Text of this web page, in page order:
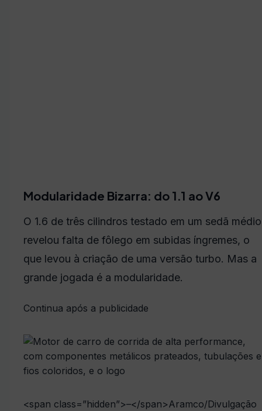
Modularidade Bizarra: do 1.1 ao V6
O 1.6 de três cilindros testado em um sedã médio
revelou falta de fôlego em subidas íngremes, o
que levou à criação de uma versão turbo. Mas a
grande jogada é a modularidade.
Continua após a publicidade
<span class=”hidden”>–</span>Aramco/Divulgação